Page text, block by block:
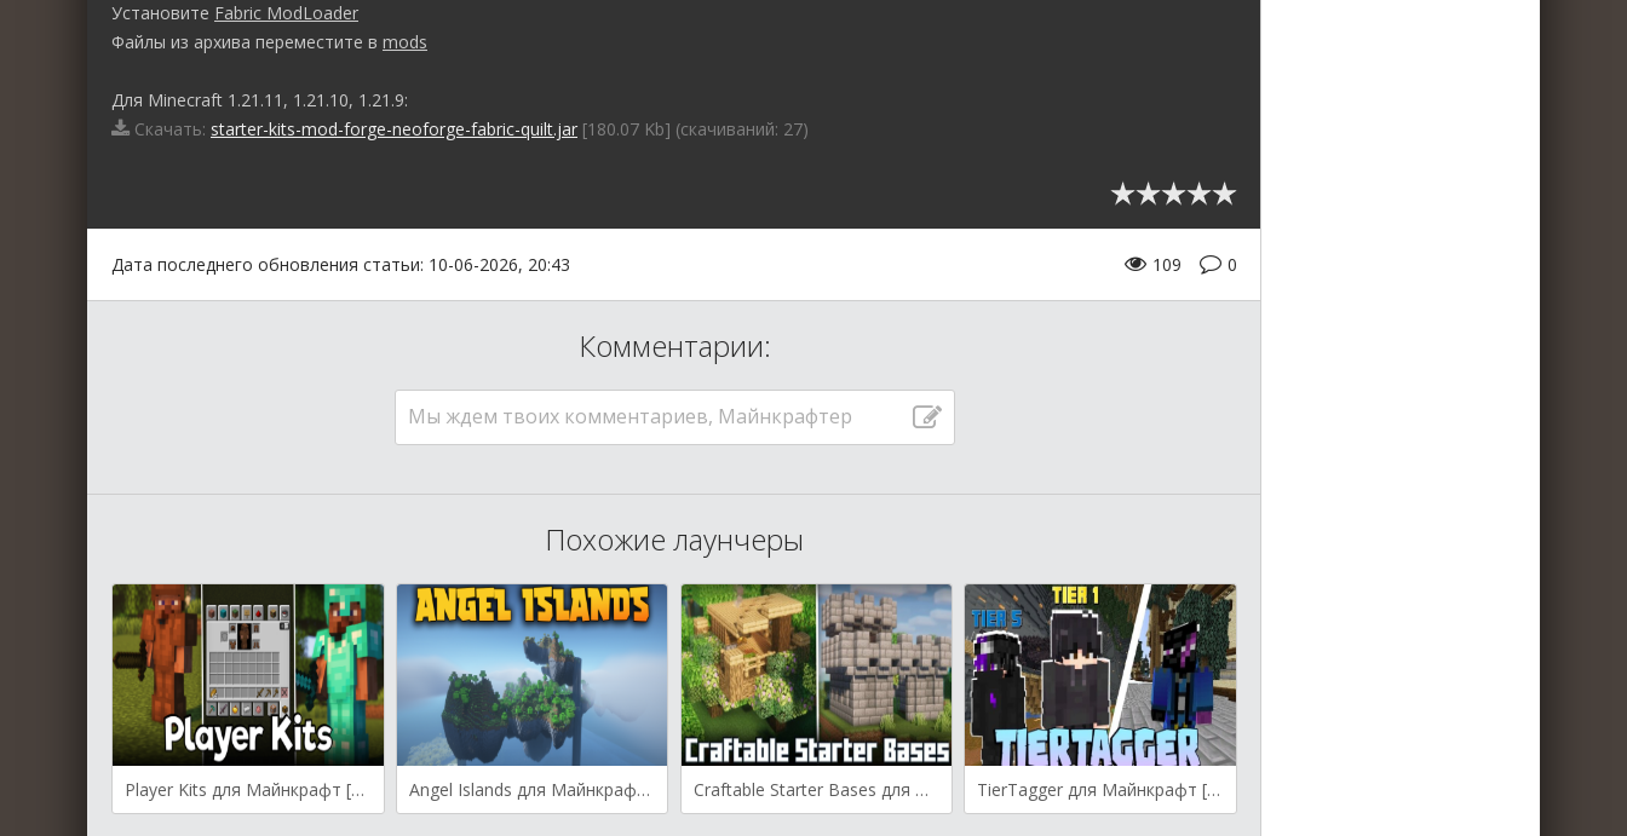
Установите Fabric ModLoader
Файлы из архива переместите в mods
Для Minecraft 1.21.11, 1.21.10, 1.21.9:
Скачать: starter-kits-mod-forge-neoforge-fabric-quilt.jar [180.07 Kb] (cкачиваний: 27)
Дата последнего обновления статьи: 10-06-2026, 20:43 0
109
Комментарии:
Мы ждем твоих комментариев, Майнкрафтер
Похожие лаунчеры
Player Kits для Майнкрафт [1.21.10, 1.21.9, 1.21.5] Angel Islands для Майнкрафт [1.21.8, 1.21.7] Craftable Starter Bases для Майнкрафт [1.21.4, 1.21.1, 1.21] TierTagger для Майнкрафт [1.21.3, 1.21.1, 1.20.6]